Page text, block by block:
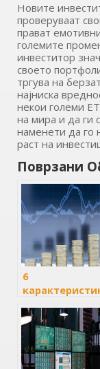
Новите
проверуваат
прават
големите
инвеститор
своето
тргува на
најниска
некои големи
на мира и да ги
наменети да го
раст на
Поврзани
6
фондови